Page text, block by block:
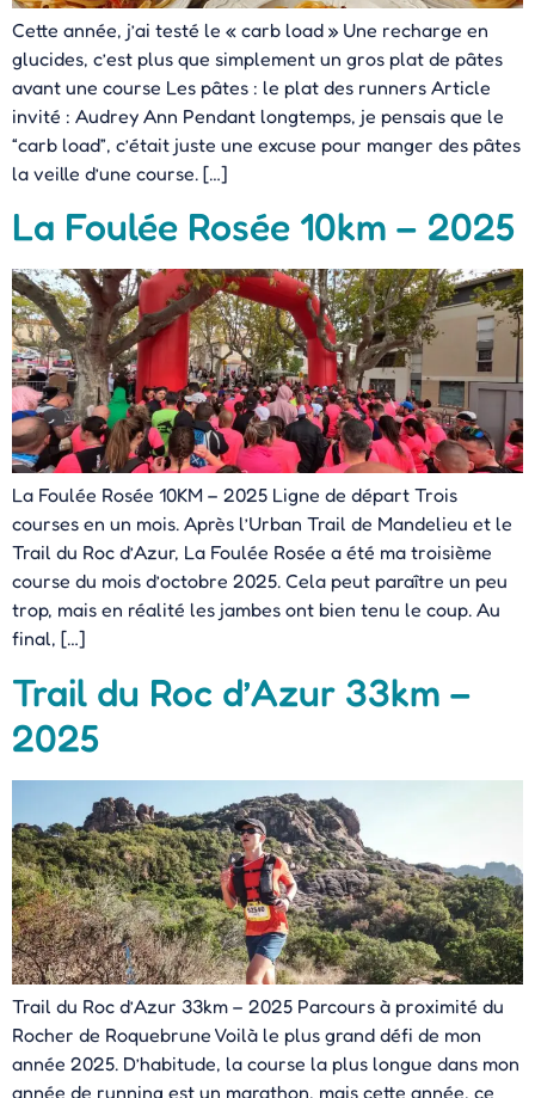
Cette année, j’ai testé le « carb load » Une recharge en
glucides, c’est plus que simplement un gros plat de pâtes
avant une course Les pâtes : le plat des runners Article
invité : Audrey Ann Pendant longtemps, je pensais que le
“carb load”, c’était juste une excuse pour manger des pâtes
la veille d’une course. […]
La Foulée Rosée 10km – 2025
La Foulée Rosée 10KM – 2025 Ligne de départ Trois
courses en un mois. Après l’Urban Trail de Mandelieu et le
Trail du Roc d’Azur, La Foulée Rosée a été ma troisième
course du mois d’octobre 2025. Cela peut paraître un peu
trop, mais en réalité les jambes ont bien tenu le coup. Au
final, […]
Trail du Roc d’Azur 33km –
2025
Trail du Roc d’Azur 33km – 2025 Parcours à proximité du
Rocher de Roquebrune Voilà le plus grand défi de mon
année 2025. D’habitude, la course la plus longue dans mon
année de running est un marathon, mais cette année, ce